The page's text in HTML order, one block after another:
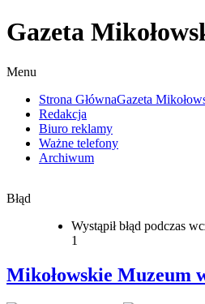
Gazeta
Menu
Strona GłównaGazeta
Redakcja
Biuro reklamy
Ważne telefony
Archiwum
Błąd
Wystąpił błąd podczas
1
Mikołowskie Muzeum